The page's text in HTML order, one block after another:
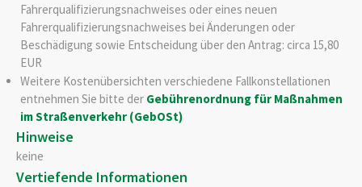
Fahrerqualifizierungsnachweises oder eines neuen
Fahrerqualifizierungsnachweises bei Änderungen oder
Beschädigung sowie Entscheidung über den Antrag: circa 15,80
EUR
Weitere Kostenübersichten verschiedene Fallkonstellationen
entnehmen Sie bitte der Gebührenordnung für Maßnahmen
im Straßenverkehr (GebOSt)
Hinweise
keine
Vertiefende Informationen